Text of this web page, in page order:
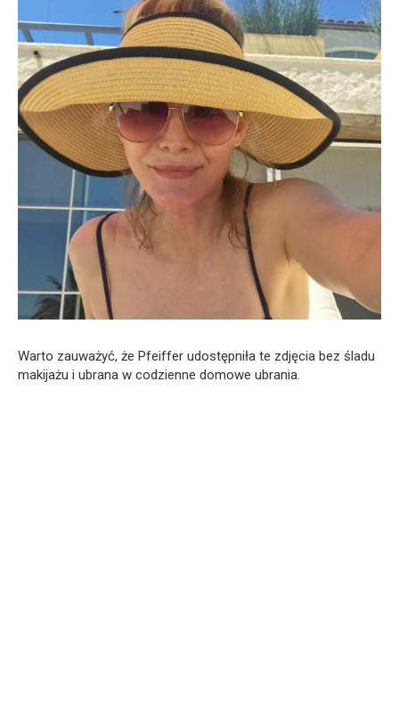
Warto zauważyć, że Pfeiffer udostępniła te zdjęcia bez śladu
makijażu i ubrana w codzienne domowe ubrania.